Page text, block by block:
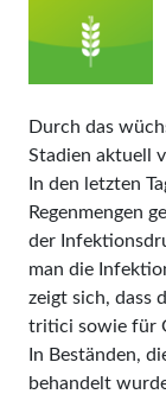
Durch das
Stadien aktuell
In den letzten
Regenmengen
der
man die
zeigt sich, dass
tritici sowie für
In Beständen,
behandelt